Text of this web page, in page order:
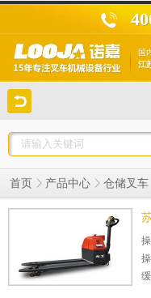
国
江
首页 产品中心 仓储叉车